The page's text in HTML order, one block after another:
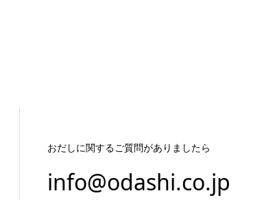
おだしに関するご質問がありましたら
info@odashi.co.jp